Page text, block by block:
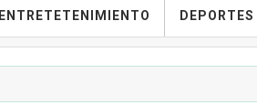
ENTRETETENIMIENTO DEPORTES